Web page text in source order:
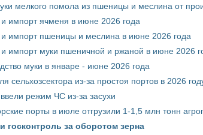
мелкого помола из пшеницы и меслина от
импорт ячменя в июне 2026 года
импорт пшеницы и меслина в июне 2026 года
импорт муки пшеничной и ржаной в июне 2026
муки в январе - июне 2026 года
сельхозсектора из-за простоя портов в 2026
режим ЧС из-за засухи
порты в июле отгрузили 1-1,5 млн тонн
госконтроль за оборотом зерна